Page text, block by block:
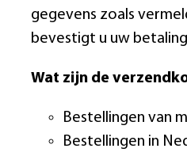
gegevens zoals
bevestigt u uw
Wat zijn de
Bestellingen van
Bestellingen in